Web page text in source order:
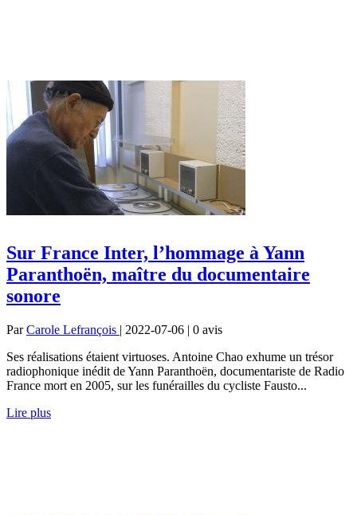
Sur France Inter, l’hommage à Yann
Paranthoën, maître du documentaire
sonore
ParCarole Lefrançois | 2022-07-06 | 0 avis
Ses réalisations étaient virtuoses. Antoine Chao exhume un trésor
radiophonique inédit de Yann Paranthoën, documentariste de Radio
France mort en 2005, sur les funérailles du cycliste Fausto...
Lire plus